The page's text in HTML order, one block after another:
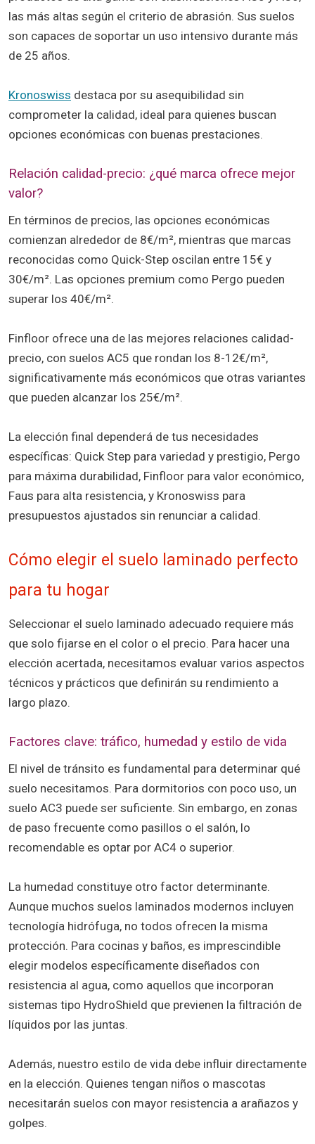
las más altas según el criterio de abrasión. Sus suelos
son capaces de soportar un uso intensivo durante más
de 25 años.
Kronoswiss destaca por su asequibilidad sin
comprometer la calidad, ideal para quienes buscan
opciones económicas con buenas prestaciones.
Relación calidad-precio: ¿qué marca ofrece mejor
valor?
En términos de precios, las opciones económicas
comienzan alrededor de 8€/m², mientras que marcas
reconocidas como Quick-Step oscilan entre 15€ y
30€/m². Las opciones premium como Pergo pueden
superar los 40€/m².
Finfloor ofrece una de las mejores relaciones calidad-
precio, con suelos AC5 que rondan los 8-12€/m²,
significativamente más económicos que otras variantes
que pueden alcanzar los 25€/m².
La elección final dependerá de tus necesidades
específicas: Quick Step para variedad y prestigio, Pergo
para máxima durabilidad, Finfloor para valor económico,
Faus para alta resistencia, y Kronoswiss para
presupuestos ajustados sin renunciar a calidad.
Cómo elegir el suelo laminado perfecto
para tu hogar
Seleccionar el suelo laminado adecuado requiere más
que solo fijarse en el color o el precio. Para hacer una
elección acertada, necesitamos evaluar varios aspectos
técnicos y prácticos que definirán su rendimiento a
largo plazo.
Factores clave: tráfico, humedad y estilo de vida
El nivel de tránsito es fundamental para determinar qué
suelo necesitamos. Para dormitorios con poco uso, un
suelo AC3 puede ser suficiente. Sin embargo, en zonas
de paso frecuente como pasillos o el salón, lo
recomendable es optar por AC4 o superior.
La humedad constituye otro factor determinante.
Aunque muchos suelos laminados modernos incluyen
tecnología hidrófuga, no todos ofrecen la misma
protección. Para cocinas y baños, es imprescindible
elegir modelos específicamente diseñados con
resistencia al agua, como aquellos que incorporan
sistemas tipo HydroShield que previenen la filtración de
líquidos por las juntas.
Además, nuestro estilo de vida debe influir directamente
en la elección. Quienes tengan niños o mascotas
necesitarán suelos con mayor resistencia a arañazos y
golpes.